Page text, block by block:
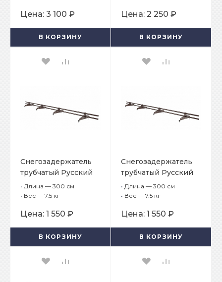
опоры для
фальцевой кровли
Цена: 3 100 ₽
В КОРЗИНУ
опоры для
профнастила
Цена: 2 250 ₽
В КОРЗИНУ
Снегозадержатель
трубчатый Русский
рубеж D-25 мм, L-3
м, 4 опоры для
• Длина — 300 см
• Вес — 7.5 кг
Цена: 1 550 ₽
В КОРЗИНУ
Снегозадержатель
трубчатый Русский
рубеж D-25 мм, L-3
м, 4 опоры для
основе битума
• Длина — 300 см
• Вес — 7.5 кг
Цена: 1 550 ₽
В КОРЗИНУ